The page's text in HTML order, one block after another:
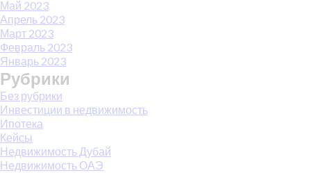
Май 2023
Апрель 2023
Март 2023
Февраль 2023
Январь 2023
Рубрики
Без рубрики
Инвестиции в недвижимость
Ипотека
Кейсы
Недвижимость Дубай
Недвижимость ОАЭ